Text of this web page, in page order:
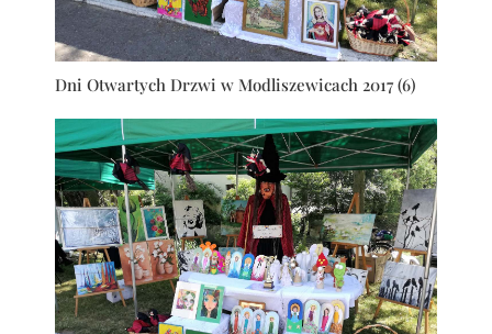
Dni Otwartych Drzwi w Modliszewicach 2017 (6)